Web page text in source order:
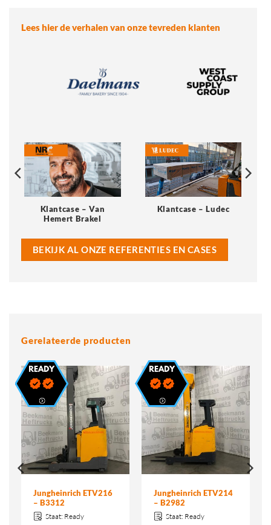
Lees hier de verhalen van onze tevreden klanten
Klantcase – Van
Hemert Brakel
Klantcase – Ludec
BEKIJK AL ONZE REFERENTIES EN CASES
Gerelateerde producten
Jungheinrich ETV216
– B3312
Staat: Ready
Jungheinrich ETV214
– B2982
Staat: Ready